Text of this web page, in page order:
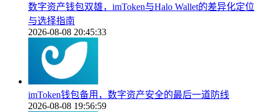
数字资产钱包双雄，imToken与Halo Wallet的差异化定位
与选择指南
2026-08-08 20:45:33
imToken钱包备用，数字资产安全的最后一道防线
2026-08-08 19:56:59